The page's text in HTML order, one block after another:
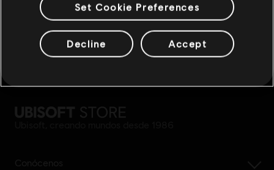
Set Cookie Preferences
Decline Accept